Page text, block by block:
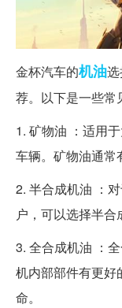
金杯汽车的机油
荐。以下是一些常
1. 矿物油 ：适用
车辆。矿物油通常
2. 半合成机油 ：
户，可以选择半合
3. 全合成机油 ：
机内部部件有更好
命。